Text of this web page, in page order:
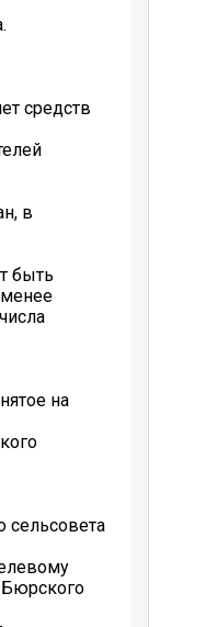
средств
в
быть
на
сельсовета
Бюрского